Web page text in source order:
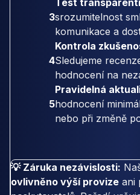
3srozumitelnost
komunikace a
4
Kontrola
Sledujeme
hodnocení na
5
Pravidelná
hodnocení
nebo při změně
💡 Záruka nezávislosti:
ovlivněno výší provize ani